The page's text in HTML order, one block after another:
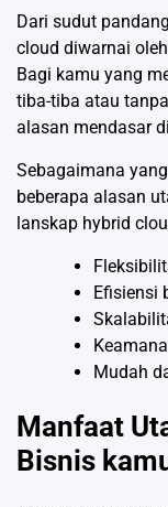
Dari sudut
cloud diwarnai
Bagi kamu yang
tiba-tiba atau
alasan mendasar
Sebagaimana
beberapa alasan
lanskap hybrid
Efisiensi
Mudah
Manfaat
Bisnis